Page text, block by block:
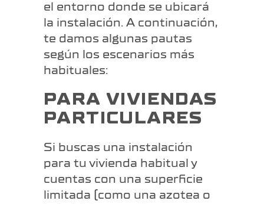
el entorno donde se ubicará
la instalación. A continuación,
te damos algunas pautas
según los escenarios más
habituales:
PARA VIVIENDAS
PARTICULARES
Si buscas una instalación
para tu vivienda habitual y
cuentas con una superficie
limitada (como una azotea o